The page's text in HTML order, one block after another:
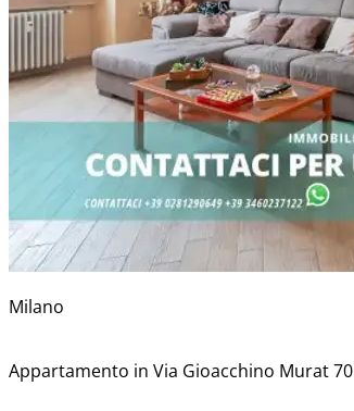
Milano
Appartamento in Via Gioacchino Murat 70